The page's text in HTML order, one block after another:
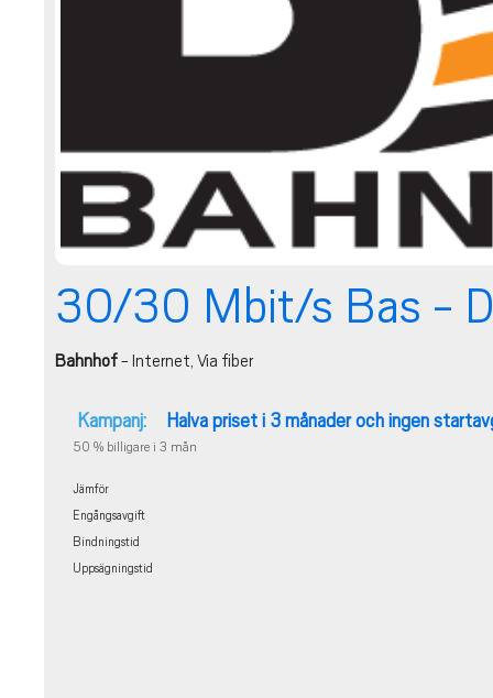
30/30 Mbit/s Bas -
Bahnhof- Internet, Via fiber
Kampanj: Halva priset i 3 månader och ingen
50 % billigare i 3 mån
Jämför
Engångsavgift
Bindningstid
Uppsägningstid